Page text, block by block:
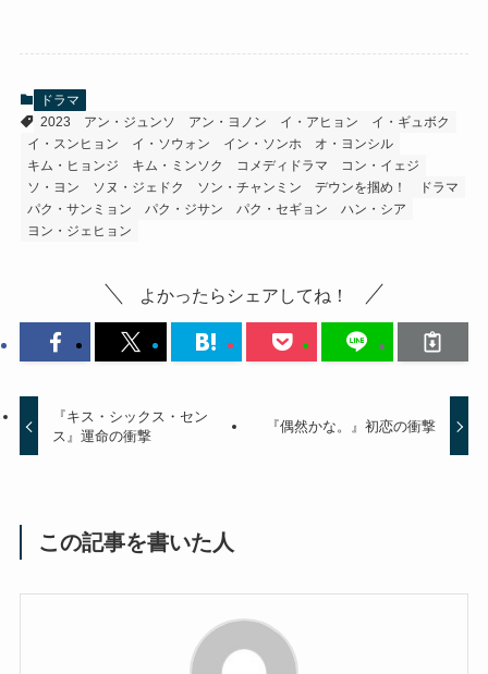
ドラマ
2023
アン・ジュンソ アン・ヨノン イ・アヒョン
イ・ギュボク
イ・スンヒョン
イ・ソウォン イン・ソンホ
オ・ヨンシル
キム・ヒョンジ
キム・ミンソク コメディドラマ
コン・イェジ
ソ・ヨン
ソヌ・ジェドク ソン・チャンミン デウンを掴め！
ドラマ
パク・サンミョン
パク・ジサン パク・セギョン
ハン・シア
ヨン・ジェヒョン
よかったらシェアしてね！
『キス・シックス・セン
ス』運命の衝撃
『偶然かな。』初恋の衝撃
この記事を書いた人